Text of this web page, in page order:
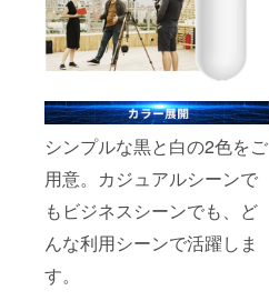
シンプルな黒と白の2色をご
用意。カジュアルシーンで
もビジネスシーンでも、ど
んな利用シーンで活躍しま
す。